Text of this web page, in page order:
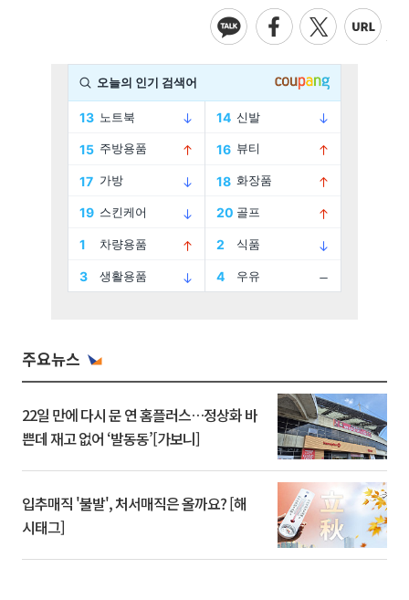
주요뉴스
22일 만에 다시 문 연 홈플러스…정상화 바
쁜데 재고 없어 ‘발동동’[가보니]
입추매직 '불발', 처서매직은 올까요? [해
시태그]